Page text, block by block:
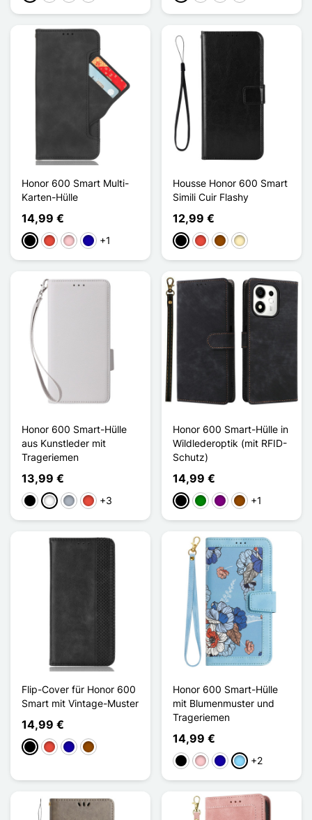
Honor 600 Smart Multi-
Karten-Hülle
14,99 €
Schwarz
Rot PinkDunkelblau
+1
Housse Honor 600 Smart
Simili Cuir Flashy
12,99 €
Schwarz
Rot BraunGolden
Honor 600 Smart-Hülle
aus Kunstleder mit
Trageriemen
13,99 €
Schwarz
WeißGrauRot +3
Honor 600 Smart-Hülle in
Wildlederoptik (mit RFID-
Schutz)
14,99 €
Schwarz
GrünViolettBraun
+1
Flip-Cover für Honor 600
Smart mit Vintage-Muster
14,99 €
Schwarz
Rot Dunkelblau
Braun
Honor 600 Smart-Hülle
mit Blumenmuster und
Trageriemen
14,99 €
Schwarz
PinkDunkelblau
Hellblau
+2